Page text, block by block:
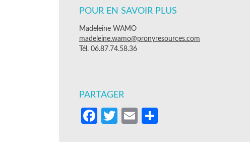
POUR EN SAVOIR PLUS
Madeleine WAMO
madeleine.wamo@pronyresources.com
Tél. 06.87.74.58.36
PARTAGER
Facebook
Twitter
Email